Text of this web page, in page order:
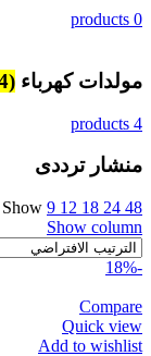
0 products
مولدات كهرباء (4)
4 products
منشار ترددى
Show 9 12 18 24 48
Show column
-18%
Compare
Quick view
Add to wishlist